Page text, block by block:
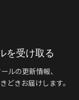
を受け取る
ルの更新情報、
きお届けします。